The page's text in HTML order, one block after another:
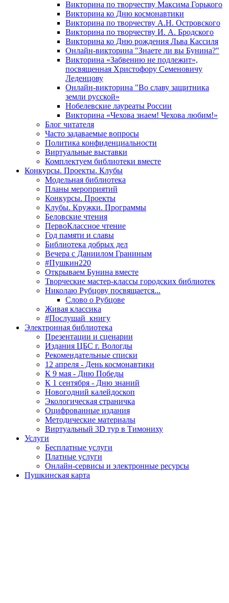
Викторина по творчеству Максима Горького
Викторина ко Дню космонавтики
Викторина по творчеству А.Н. Островского
Викторина по творчеству И. А. Бродского
Викторина ко Дню рождения Льва Кассиля
Онлайн-викторина "Знаете ли вы Бунина?"
Викторина «Забвению не подлежит»,
посвященная Христофору Семеновичу
Леденцову
Онлайн-викторина "Во славу защитника
земли русской»
Нобелевские лауреаты России
Викторина «Чехова знаем! Чехова любим!»
Блог читателя
Часто задаваемые вопросы
Политика конфиденциальности
Виртуальные выставки
Комплектуем библиотеки вместе
Конкурсы. Проекты. Клубы
Модельная библиотека
Планы мероприятий
Конкурсы. Проекты
Клубы. Кружки. Программы
Беловские чтения
ПервоКлассное чтение
Год памяти и славы
Библиотека добрых дел
Вечера с Даниилом Граниным
#Пушкин220
Открываем Бунина вместе
Творческие мастер-классы городских библиотек
Николаю Рубцову посвящается...
Слово о Рубцове
Живая классика
#Послушай_книгу
Электронная библиотека
Презентации и сценарии
Издания ЦБС г. Вологды
Рекомендательные списки
12 апреля - День космонавтики
К 9 мая - Дню Победы
К 1 сентября - Дню знаний
Новогодний калейдоскоп
Экологическая страничка
Оцифрованные издания
Методические материалы
Виртуальный 3D тур в Тимониху
Услуги
Бесплатные услуги
Платные услуги
Онлайн-сервисы и электронные ресурсы
Пушкинская карта